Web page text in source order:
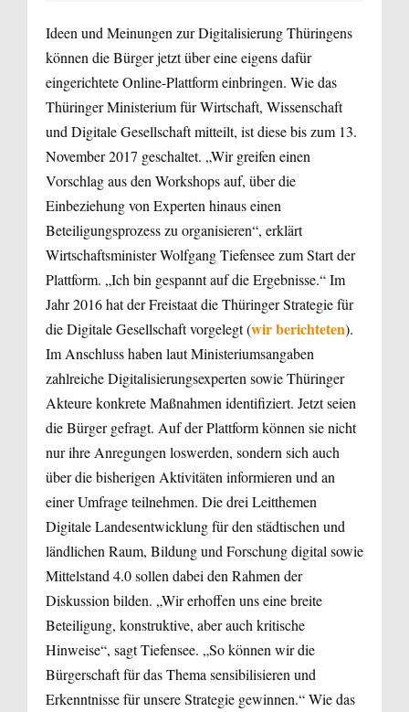
Ideen und Meinungen zur Digitalisierung Thüringens
können die Bürger jetzt über eine eigens dafür
eingerichtete Online-Plattform einbringen. Wie das
Thüringer Ministerium für Wirtschaft, Wissenschaft
und Digitale Gesellschaft mitteilt, ist diese bis zum 13.
November 2017 geschaltet. „Wir greifen einen
Vorschlag aus den Workshops auf, über die
Einbeziehung von Experten hinaus einen
Beteiligungsprozess zu organisieren“, erklärt
Wirtschaftsminister Wolfgang Tiefensee zum Start der
Plattform. „Ich bin gespannt auf die Ergebnisse.“ Im
Jahr 2016 hat der Freistaat die Thüringer Strategie für
die Digitale Gesellschaft vorgelegt (wir berichteten).
Im Anschluss haben laut Ministeriumsangaben
zahlreiche Digitalisierungsexperten sowie Thüringer
Akteure konkrete Maßnahmen identifiziert. Jetzt seien
die Bürger gefragt. Auf der Plattform können sie nicht
nur ihre Anregungen loswerden, sondern sich auch
über die bisherigen Aktivitäten informieren und an
einer Umfrage teilnehmen. Die drei Leitthemen
Digitale Landesentwicklung für den städtischen und
ländlichen Raum, Bildung und Forschung digital sowie
Mittelstand 4.0 sollen dabei den Rahmen der
Diskussion bilden. „Wir erhoffen uns eine breite
Beteiligung, konstruktive, aber auch kritische
Hinweise“, sagt Tiefensee. „So können wir die
Bürgerschaft für das Thema sensibilisieren und
Erkenntnisse für unsere Strategie gewinnen.“ Wie das